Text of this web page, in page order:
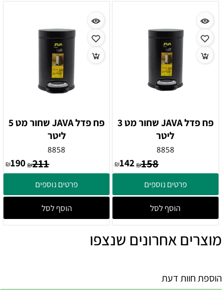
פח פדל JAVA שחור מט 3
ליטר
8858
₪158
₪142
פרטים נוספים
הוסף לסל
פח פדל JAVA שחור מט 5
ליטר
8858
₪211
₪190
פרטים נוספים
הוסף לסל
מוצרים אחרונים שנצפו
הוספת חוות דעת